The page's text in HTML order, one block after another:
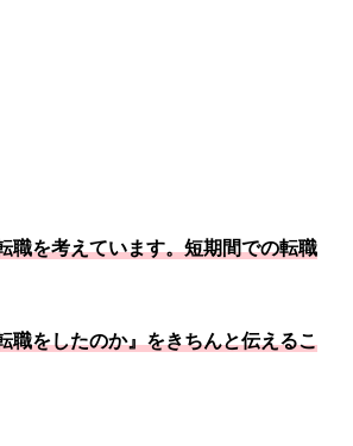
職を考えています。短期間での転職
職をしたのか』をきちんと伝えるこ